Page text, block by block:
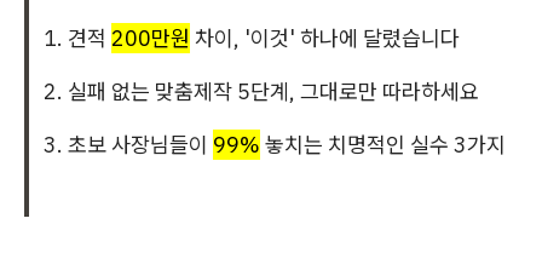
1. 견적 200만원 차이, '이것' 하나에 달렸습니다
2. 실패 없는 맞춤제작 5단계, 그대로만 따라하세요
3. 초보 사장님들이 99% 놓치는 치명적인 실수 3가지